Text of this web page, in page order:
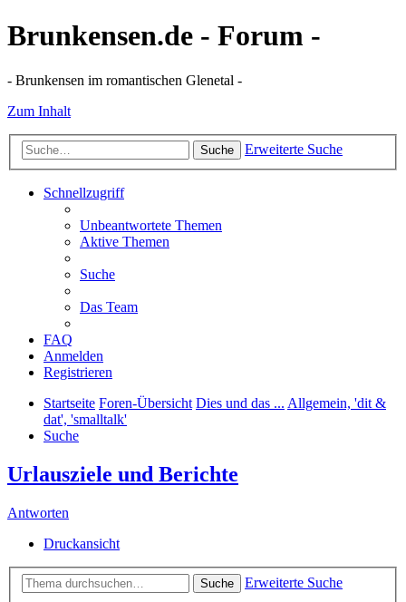
Brunkensen.de - Forum -
- Brunkensen im romantischen Glenetal -
Zum Inhalt
Suche Erweiterte Suche
Schnellzugriff
Unbeantwortete Themen
Aktive Themen
Suche
Das Team
FAQ
Anmelden
Registrieren
Startseite Foren-Übersicht Dies und das ... Allgemein, 'dit &
dat', 'smalltalk'
Suche
Urlausziele und Berichte
Antworten
Druckansicht
Suche
Erweiterte Suche